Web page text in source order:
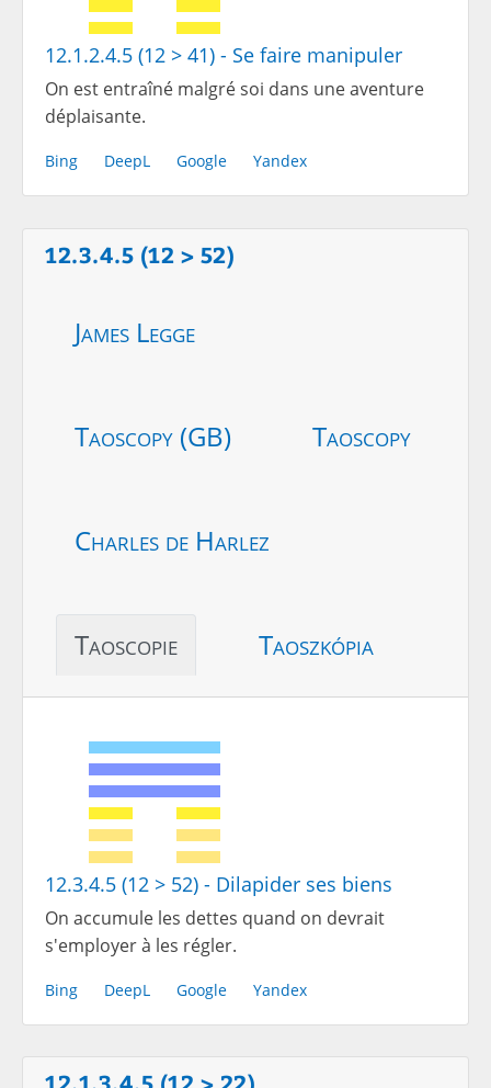
12.1.2.4.5 (12 > 41) - Se faire manipuler
On est entraîné malgré soi dans une aventure
déplaisante.
Bing DeepL Google Yandex
12.3.4.5 (12 > 52)
James Legge
Taoscopy (GB) Taoscopy
Charles de Harlez
Taoscopie Taoszkópia
12.3.4.5 (12 > 52) - Dilapider ses biens
On accumule les dettes quand on devrait
s'employer à les régler.
Bing DeepL Google Yandex